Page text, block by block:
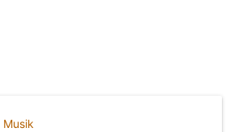
Musik